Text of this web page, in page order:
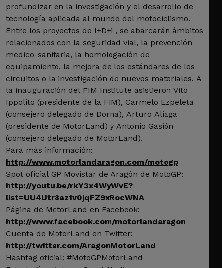
profundizar en la investigación y el desarrollo de
tecnología aplicada al mundo del motociclismo.
Entre los proyectos de I+D+i , se abarcarán ámbitos
relacionados con la seguridad vial, la prevención
medico-sanitaria, la homologación de
equipamiento, la mejora de los estándares de los
circuitos o la investigación de nuevos materiales. A
la inauguración del FIM Institute asistieron Vito
Ippolito (presidente de la FIM), Carmelo Ezpeleta
(consejero delegado de Dorna), Arturo Aliaga
(presidente de MotorLand) y Antonio Gasión
(consejero delegado de MotorLand).
Para más información:
http://www.motorlandaragon.com/motogp
Spot oficial GP Movistar de Aragón de MotoGP:
http://youtu.be/rkY3x4WyWvE?
list=UU4Utr8az1v0jqFZ9xRocWNA
Página de MotorLand en Facebook:
http://www.facebook.com/motorlandaragon
Cuenta de MotorLand en Twitter:
http://twitter.com/AragonMotorLand
Hashtag oficial: #MotoGPMotorLand